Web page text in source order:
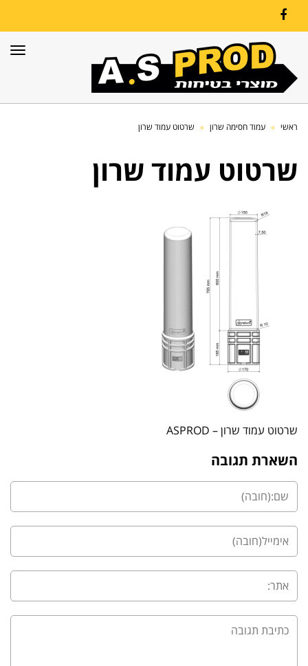
Facebook
ראשי » עמוד חסימה שרון » שרטוט עמוד שרון
שרטוט עמוד שרון
שרטוט עמוד שרון – ASPROD
השארת תגובה